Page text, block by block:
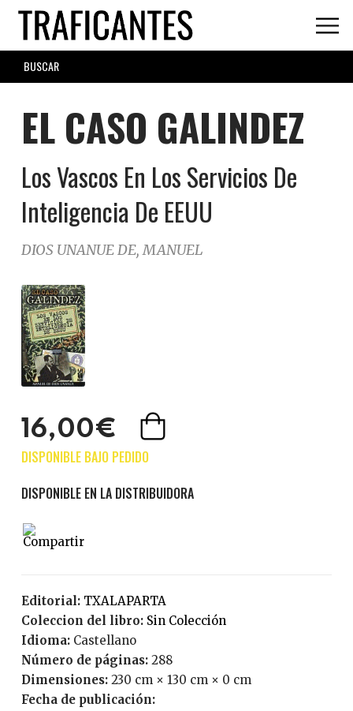
Skip
main
content
SEARCH
FORM
EL CASO GALINDEZ
Los Vascos En Los Servicios De
Inteligencia De EEUU
DIOS UNANUE DE, MANUEL
16,00€
Editorial:
TXALAPARTA
Coleccion del libro:
Sin Colección
Idioma:
Castellano
Número de páginas:
288
Dimensiones: 230 cm × 130 cm × 0 cm
Fecha de publicación: